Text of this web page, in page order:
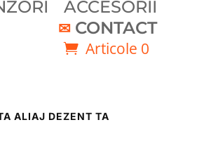
ACCESORII
CONTACT
Articole 0
ALIAJ DEZENT TA